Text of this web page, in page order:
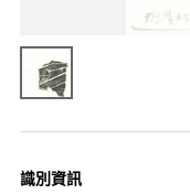
識別資訊